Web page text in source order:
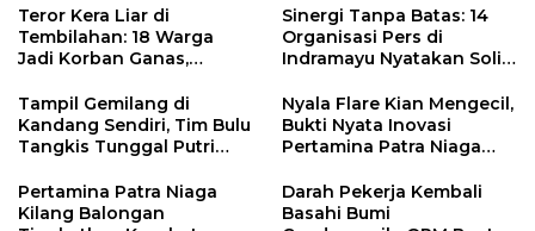
Sekolah Lapang Iklim
Kebakaran
Teror Kera Liar di
Tembilahan: 18 Warga
Jadi Korban Ganas,
12 Jahitan!
Sinergi Tanpa Batas: 14
Organisasi Pers di
Indramayu Nyatakan Solid
Tampil Gemilang di
Kandang Sendiri, Tim Bulu
Tangkis Tunggal Putri
Juara Porseni KKMTs
Jatibarang 2026
Nyala Flare Kian Mengecil,
Bukti Nyata Inovasi
Pertamina Patra Niaga
Net Zero Emission 2060
Pertamina Patra Niaga
Kilang Balongan
Darah Pekerja Kembali
Basahi Bumi